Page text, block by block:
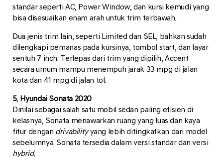
standar seperti AC, Power Window, dan kursi kemudi yang
bisa disesuaikan enam arah untuk trim terbawah.
Dua jenis trim lain, seperti Limited dan SEL, bahkan sudah
dilengkapi pemanas pada kursinya, tombol start, dan layar
sentuh 7 inch. Terlepas dari trim yang dipilih, Accent
secara umum mampu menempuh jarak 33 mpg di jalan
kota dan 41 mpg di jalan tol.
5. Hyundai Sonata 2020
Dinilai sebagai salah satu mobil sedan paling efisien di
kelasnya, Sonata menawarkan ruang yang luas dan kaya
fitur dengan drivabilityyang lebih ditingkatkan dari model
sebelumnya. Sonata tersedia dalam versi standar dan versi
hybrid.